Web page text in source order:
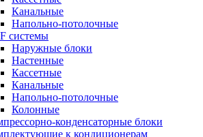
Канальные
Напольно-потолочные
системы
Наружные блоки
Настенные
Кассетные
Канальные
Напольно-потолочные
Колонные
конденсаторные блоки
к кондиционерам